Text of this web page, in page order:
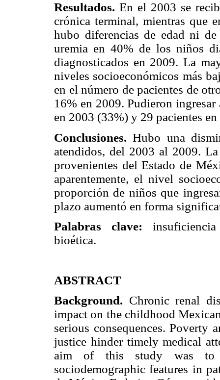
Resultados. En el 2003 se
crónica terminal, mientras que
hubo diferencias de edad ni
uremia en 40% de los niños
diagnosticados en 2009. La
niveles socioeconómicos más
en el número de pacientes de
16% en 2009. Pudieron
en 2003 (33%) y 29 pacientes
Conclusiones. Hubo una
atendidos, del 2003 al 2009.
provenientes del Estado de
aparentemente, el nivel
proporción de niños que
plazo aumentó en forma
Palabras clave:
bioética.
ABSTRACT
Background. Chronic renal
impact on the childhood
serious consequences.
justice hinder timely medical
aim of this study was to
sociodemographic features in